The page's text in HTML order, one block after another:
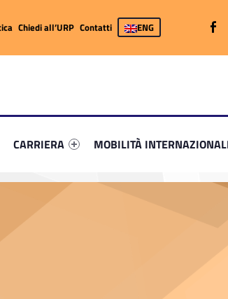
15399-7
#link-menu-primary-80906-26
Link identifier #link-menu-primary-69515-37
CARRIERA
Link identifier #link-menu-
MOBILITÀ
Chiedi all’URP Contatti ENG